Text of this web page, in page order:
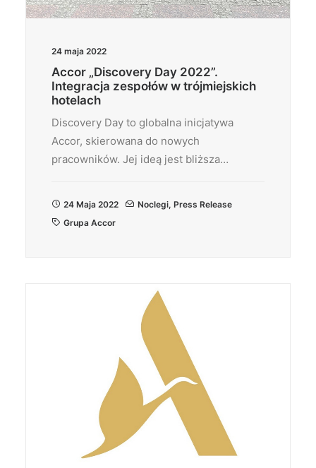
24 maja 2022
Accor „Discovery Day 2022”.
Integracja zespołów w trójmiejskich
hotelach
Discovery Day to globalna inicjatywa
Accor, skierowana do nowych
pracowników. Jej ideą jest bliższa…
24 Maja 2022 Noclegi, Press Release
Grupa Accor